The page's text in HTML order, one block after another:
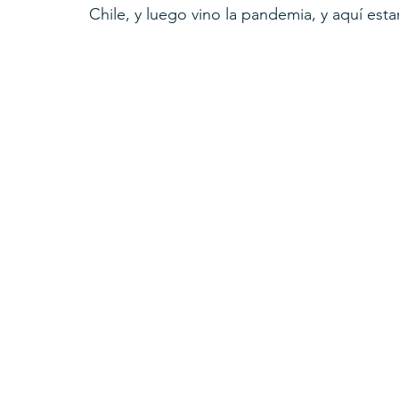
Chile, y luego vino la pandemia, y aquí